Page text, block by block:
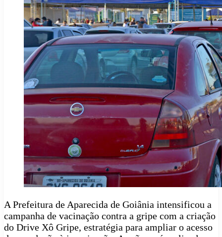
A Prefeitura de Aparecida de Goiânia intensificou a
campanha de vacinação contra a gripe com a criação
do Drive Xô Gripe, estratégia para ampliar o acesso